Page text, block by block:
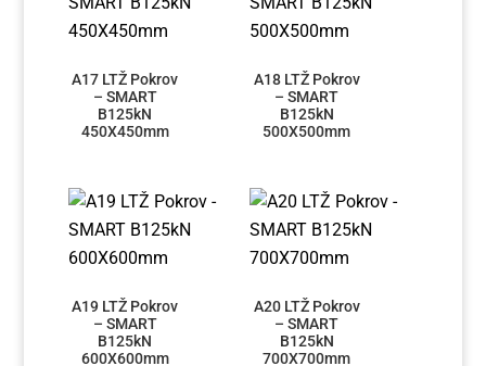
A17 LTŽ Pokrov
– SMART
B125kN
450X450mm
A18 LTŽ Pokrov
– SMART
B125kN
500X500mm
A19 LTŽ Pokrov
– SMART
B125kN
600X600mm
A20 LTŽ Pokrov
– SMART
B125kN
700X700mm